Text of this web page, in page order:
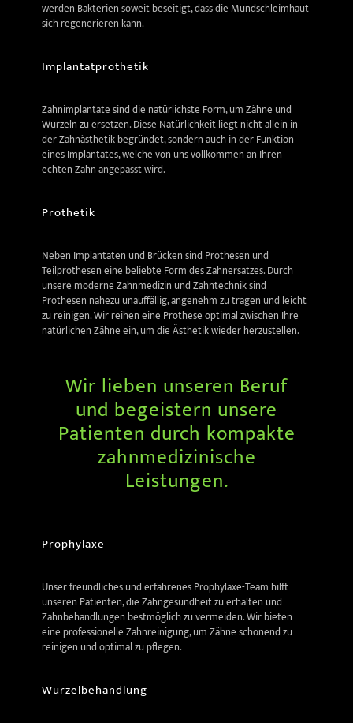
werden Bakterien soweit beseitigt, dass die Mundschleimhaut
sich regenerieren kann.
Implantatprothetik
Zahnimplantate sind die natürlichste Form, um Zähne und
Wurzeln zu ersetzen. Diese Natürlichkeit liegt nicht allein in
der Zahnästhetik begründet, sondern auch in der Funktion
eines Implantates, welche von uns vollkommen an Ihren
echten Zahn angepasst wird.
Prothetik
Neben Implantaten und Brücken sind Prothesen und
Teilprothesen eine beliebte Form des Zahnersatzes. Durch
unsere moderne Zahnmedizin und Zahntechnik sind
Prothesen nahezu unauffällig, angenehm zu tragen und leicht
zu reinigen. Wir reihen eine Prothese optimal zwischen Ihre
natürlichen Zähne ein, um die Ästhetik wieder herzustellen.
Wir lieben unseren Beruf
und begeistern unsere
Patienten durch kompakte
zahnmedizinische
Leistungen.
Prophylaxe
Unser freundliches und erfahrenes Prophylaxe-Team hilft
unseren Patienten, die Zahngesundheit zu erhalten und
Zahnbehandlungen bestmöglich zu vermeiden. Wir bieten
eine professionelle Zahnreinigung, um Zähne schonend zu
reinigen und optimal zu pflegen.
Wurzelbehandlung